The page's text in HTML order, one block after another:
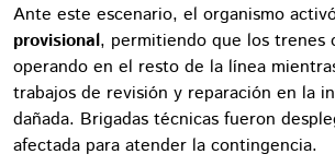
Ante este escenario, el organismo
provisional, permitiendo que los trenes
operando en el resto de la línea
trabajos de revisión y reparación en la
dañada. Brigadas técnicas fueron
afectada para atender la contingencia.